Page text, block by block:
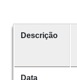
Descrição
Data